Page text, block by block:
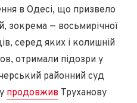
в Одесі, що призвело
зокрема — восьмирічної
серед яких і колишній
отримали підозри у
районний суд
продовжив Труханову